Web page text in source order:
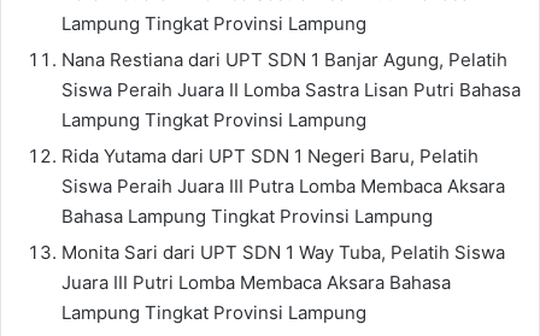
Lampung Tingkat Provinsi Lampung
Nana Restiana dari UPT SDN 1 Banjar Agung, Pelatih
Siswa Peraih Juara II Lomba Sastra Lisan Putri Bahasa
Lampung Tingkat Provinsi Lampung
Rida Yutama dari UPT SDN 1 Negeri Baru, Pelatih
Siswa Peraih Juara III Putra Lomba Membaca Aksara
Bahasa Lampung Tingkat Provinsi Lampung
Monita Sari dari UPT SDN 1 Way Tuba, Pelatih Siswa
Juara III Putri Lomba Membaca Aksara Bahasa
Lampung Tingkat Provinsi Lampung